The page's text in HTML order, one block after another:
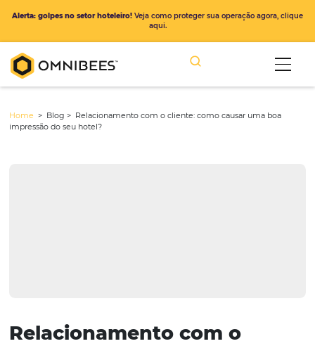
Alerta: golpes no setor hoteleiro!Veja como proteger sua operação